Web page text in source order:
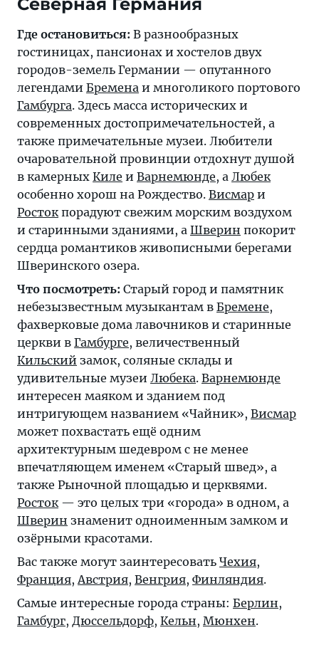
Где остановиться: В разнообразных
гостиницах, пансионах и хостелов двух
городов-земель Германии — опутанного
легендами Бремена и многоликого портового
Гамбурга. Здесь масса исторических и
современных достопримечательностей, а
также примечательные музеи. Любители
очаровательной провинции отдохнут душой
в камерных Киле и Варнемюнде, а Любек
особенно хорош на Рождество. Висмар и
Ростокпорадуют свежим морским воздухом
и старинными зданиями, а Шверин покорит
сердца романтиков живописными берегами
Шверинского озера.
Что посмотреть: Старый город и памятник
небезызвестным музыкантам в Бремене,
фахверковые дома лавочников и старинные
церкви в Гамбурге, величественный
Кильский замок, соляные склады и
удивительные музеи Любека. Варнемюнде
интересен маяком и зданием под
интригующем названием «Чайник», Висмар
может похвастать ещё одним
архитектурным шедевром с не менее
впечатляющем именем «Старый швед», а
также Рыночной площадью и церквями.
Росток— это целых три «города» в одном, а
Шверин знаменит одноименным замком и
озёрными красотами.
Вас также могут заинтересовать Чехия,
Франция,Австрия, Венгрия, Финляндия.
Самые интересные города страны: Берлин,
Гамбург, Дюссельдорф, Кельн, Мюнхен.